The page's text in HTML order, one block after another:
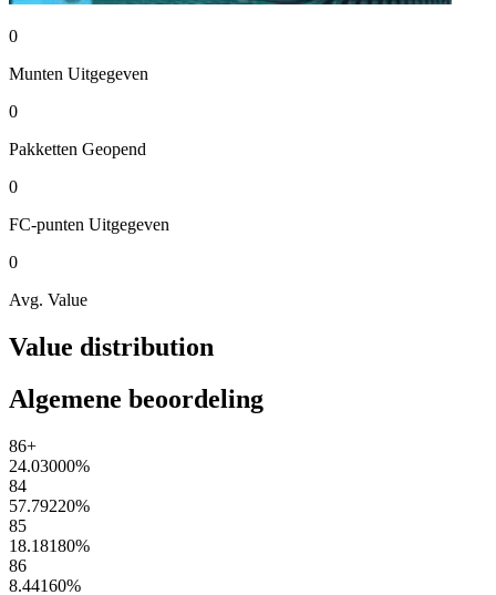
0
Munten Uitgegeven
0
Pakketten Geopend
0
FC-punten Uitgegeven
0
Avg. Value
Value distribution
Algemene beoordeling
86+
24.03000%
84
57.79220%
85
18.18180%
86
8.44160%